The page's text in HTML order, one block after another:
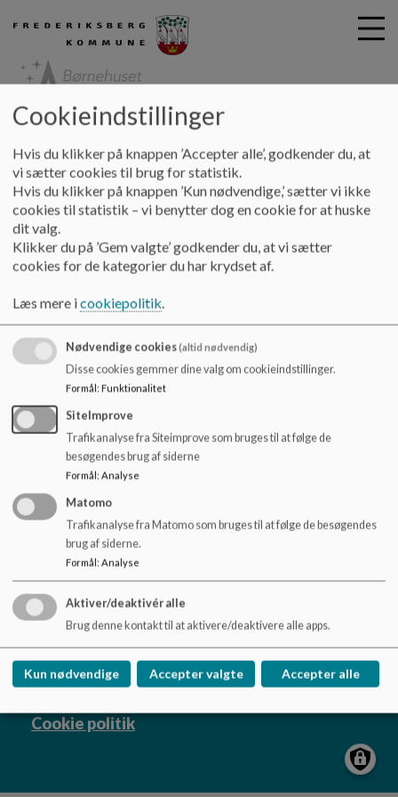
i
Børnehuset Stjernen
Vores dagtilbud Tværfagligt samarbejde
PPR
Pædagogisk Psykologisk Rådgivning er en kommunal
skoler og dagtilbud samt forældre kan henvende sig for at få
råd og vejledning vedrørende børn og unge fra 0-17 år.
Dokumenter
Børnehuset Stjernen
Kronprinsesse Sofies Vej 29-31, 2000
Frederiksberg
stjernen@frederiksberg.dk
+45 38 21 15 50
EAN NR.
5798009171726
Webtilgængelighed
Sitemap
Cookie politik
Cookieindstillinger
Hvis du klikker på knappen ’Accepter alle’, godkender du, at
vi sætter cookies til brug for statistik.
Hvis du klikker på knappen ’Kun nødvendige,’ sætter vi ikke
cookies til statistik – vi benytter dog en cookie for at huske
dit valg.
Klikker du på ’Gem valgte’ godkender du, at vi sætter
cookies for de kategorier du har krydset af.
Læs mere icookiepolitik.
Nødvendige cookies(altid nødvendig)
Disse cookies gemmer dine valg om cookieindstillinger.
Formål: Funktionalitet
SiteImprove
Trafikanalyse fra Siteimprove som bruges til at følge de
besøgendes brug af siderne
Formål: Analyse
Matomo
Trafikanalyse fra Matomo som bruges til at følge de besøgendes
brug af siderne.
Formål: Analyse
Aktiver/deaktivér alle
Brug denne kontakt til at aktivere/deaktivere alle apps.
Kun nødvendige Accepter valgte Accepter alle